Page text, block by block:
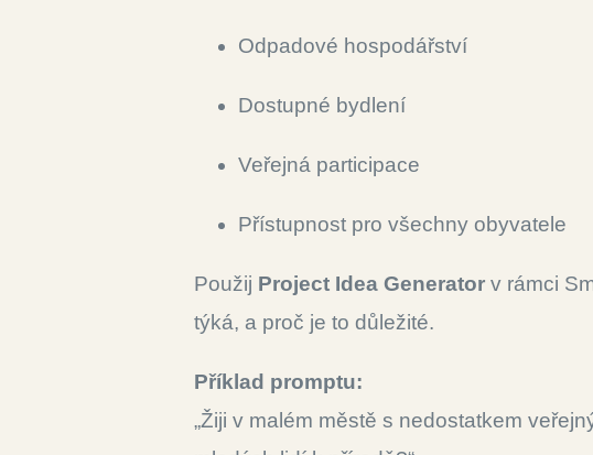
Odpadové hospodářství
Dostupné bydlení
Veřejná participace
Přístupnost pro všechny obyvatele
Použij Project Idea Generator v rámci
týká, a proč je to důležité.
Příklad promptu:
„Žiji v malém městě s nedostatkem